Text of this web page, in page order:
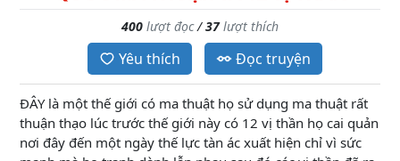
400 lượt đọc/37 lượt thích
Yêu thích Đọc truyện
ĐÂY là một thế giới có ma thuật họ sử dụng ma thuật rất
thuận thạo lúc trước thế giới này có 12 vị thần họ cai quản
nơi đây đến một ngày thế lực tàn ác xuất hiện chỉ vì sức